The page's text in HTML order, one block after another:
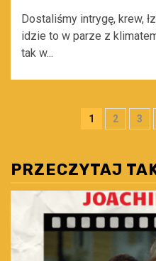
Dostaliśmy intrygę, krew,
idzie to w parze z
tak w...
1 2 3
PRZECZYTAJ